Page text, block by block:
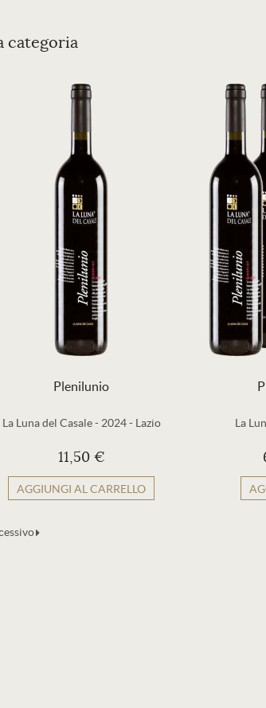
categoria
Plenilunio
La Luna del Casale - 2024- Lazio
11,50 €
AGGIUNGI AL CARRELLO
La